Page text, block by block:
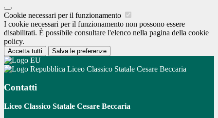
Cookie necessari per il funzionamento
I cookie necessari per il funzionamento non possono essere
disabilitati. È possibile consultare l'elenco nella pagina della cookie
policy.
Accetta tutti Salva le preferenze
Liceo Classico Statale Cesare Beccaria
Contatti
Liceo Classico Statale Cesare Beccaria